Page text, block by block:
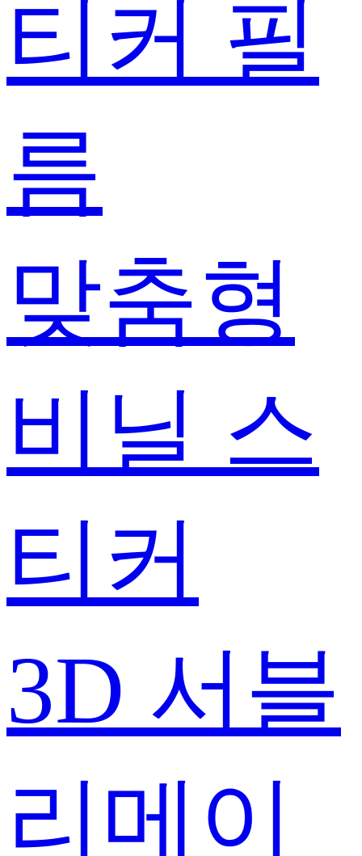
티커 필
름
맞춤형
비닐 스
티커
3D 서블
리메이